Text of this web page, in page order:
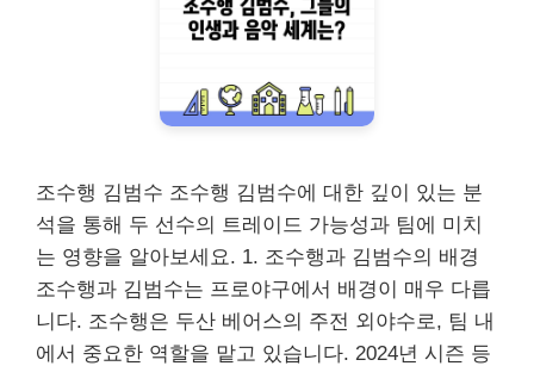
조수행 김범수 조수행 김범수에 대한 깊이 있는 분
석을 통해 두 선수의 트레이드 가능성과 팀에 미치
는 영향을 알아보세요. 1. 조수행과 김범수의 배경
조수행과 김범수는 프로야구에서 배경이 매우 다릅
니다. 조수행은 두산 베어스의 주전 외야수로, 팀 내
에서 중요한 역할을 맡고 있습니다. 2024년 시즌 등